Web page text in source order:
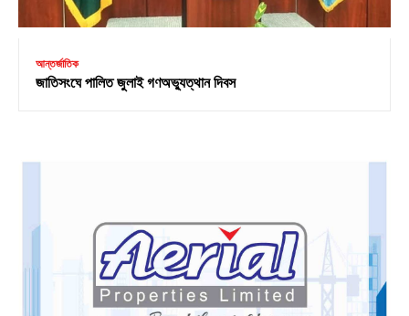
আন্তর্জাতিক
জাতিসংঘে পালিত জুলাই গণঅভ্যুত্থান দিবস